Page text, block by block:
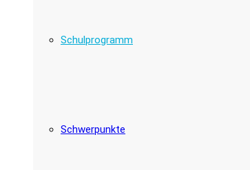
Schulprogramm
Schwerpunkte